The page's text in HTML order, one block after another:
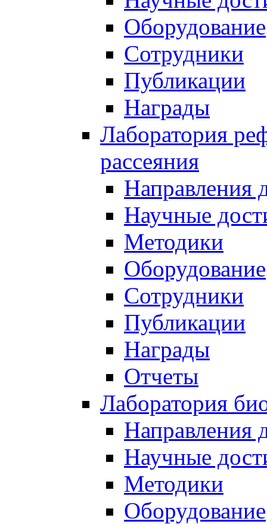
Оборудование
Сотрудники
Публикации
Награды
Лаборатория
рассеяния
Направления
Научные
Методики
Оборудование
Сотрудники
Публикации
Награды
Отчеты
Лаборатория
Направления
Научные
Методики
Оборудование